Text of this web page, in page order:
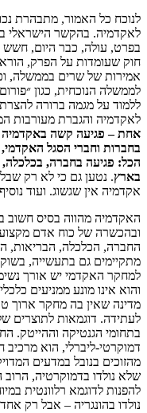
לנוכח כל האמור, מתבהרת
לאקדמיה. בהקשר הישראלי
בפרט, עולה, כבר היום, חשש
חוק שעומדות על הפרק,
אמירות של שרים בממשלה,
לממשלה הנוכחית, כגון
ללמוד על מגמה ברורה
לאקדמיה והגברת מעורבות
אחת – פגיעה קשה
בחברות וחברי הסגל
הכל: פגיעה בחברה,
בארץ. נטען גם כי לא רק
אקדמיה אין שגשוג. ועוד
האקדמיה מהווה בסיס
ובהכשרה של כוח אדם
החברה, הכלכלה, הבריאות,
מתקיימים גם בתעשייה,
למחקר האקדמי יש אורך
והוא אינו מונע ממניעים
מדינה שאין בה מחקר ארוך
לעתידה. דוגמאות לתוצרים
בתחומי הגנטיקה וההייטק.
מהזוכים בנובל במדעים
שלא נולדו בדמוקרטיה, הרוב
נולדו בהונגריה – אבל רק